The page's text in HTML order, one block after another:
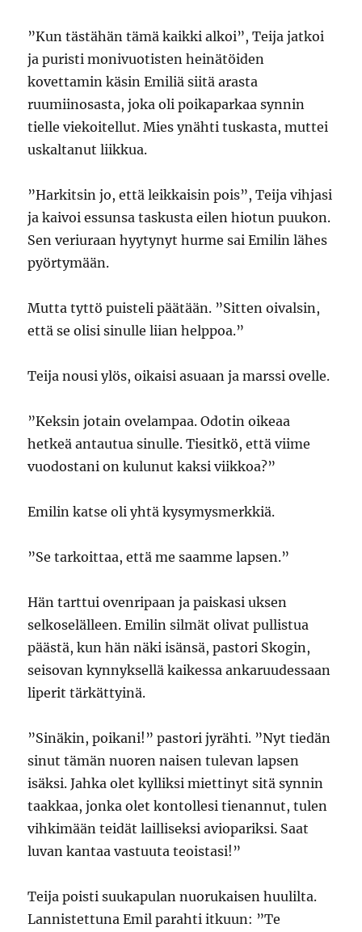
”Kun tästähän tämä kaikki alkoi”, Teija jatkoi
ja puristi monivuotisten heinätöiden
kovettamin käsin Emiliä siitä arasta
ruumiinosasta, joka oli poikaparkaa synnin
tielle viekoitellut. Mies ynähti tuskasta, muttei
uskaltanut liikkua.
”Harkitsin jo, että leikkaisin pois”, Teija vihjasi
ja kaivoi essunsa taskusta eilen hiotun puukon.
Sen veriuraan hyytynyt hurme sai Emilin lähes
pyörtymään.
Mutta tyttö puisteli päätään. ”Sitten oivalsin,
että se olisi sinulle liian helppoa.”
Teija nousi ylös, oikaisi asuaan ja marssi ovelle.
”Keksin jotain ovelampaa. Odotin oikeaa
hetkeä antautua sinulle. Tiesitkö, että viime
vuodostani on kulunut kaksi viikkoa?”
Emilin katse oli yhtä kysymysmerkkiä.
”Se tarkoittaa, että me saamme lapsen.”
Hän tarttui ovenripaan ja paiskasi uksen
selkoselälleen. Emilin silmät olivat pullistua
päästä, kun hän näki isänsä, pastori Skogin,
seisovan kynnyksellä kaikessa ankaruudessaan
liperit tärkättyinä.
”Sinäkin, poikani!” pastori jyrähti. ”Nyt tiedän
sinut tämän nuoren naisen tulevan lapsen
isäksi. Jahka olet kylliksi miettinyt sitä synnin
taakkaa, jonka olet kontollesi tienannut, tulen
vihkimään teidät lailliseksi aviopariksi. Saat
luvan kantaa vastuuta teoistasi!”
Teija poisti suukapulan nuorukaisen huulilta.
Lannistettuna Emil parahti itkuun: ”Te